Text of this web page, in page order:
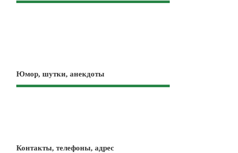
Юмор, шутки, анекдоты
Контакты, телефоны, адрес